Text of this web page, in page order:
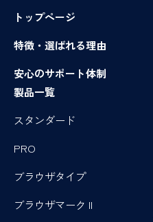
トップページ
特徴・選ばれる理由
安心のサポート体制
製品一覧
スタンダード
PRO
ブラウザタイプ
ブラウザマーク II